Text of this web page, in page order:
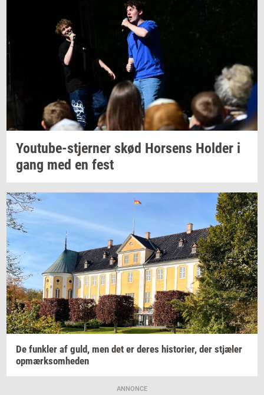
Youtube-​stjerner skød Hor­sens Hol­der i
gang med en fest
De funk­ler af guld, men det er deres hi­sto­ri­er, der stjæ­ler
op­mærk­som­he­den
ANNONCE